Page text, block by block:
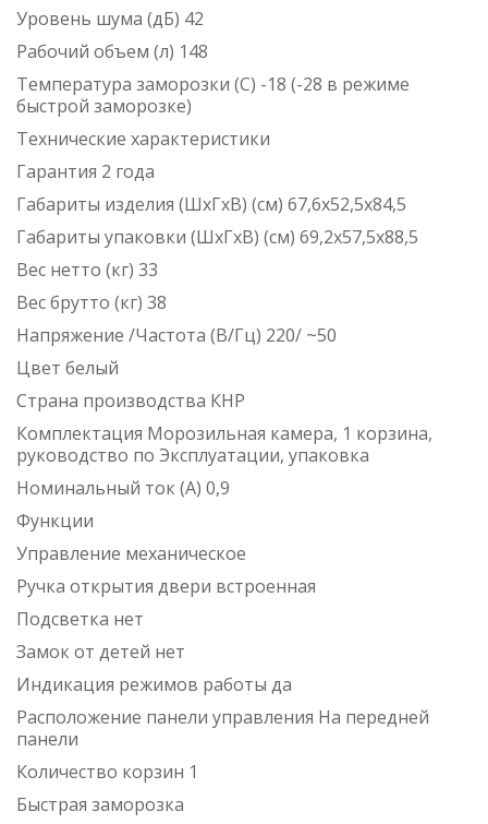
Уровень шума (дБ) 42
Рабочий объем (л) 148
Температура заморозки (С) -18 (-28 в режиме
быстрой заморозке)
Технические характеристики
Гарантия 2 года
Габариты изделия (ШхГхВ) (см) 67,6х52,5х84,5
Габариты упаковки (ШхГхВ) (см) 69,2х57,5х88,5
Вес нетто (кг) 33
Вес брутто (кг) 38
Напряжение /Частота (В/Гц) 220/ ~50
Цвет белый
Страна производства КНР
Комплектация Морозильная камера, 1 корзина,
руководство по Эксплуатации, упаковка
Номинальный ток (А) 0,9
Функции
Управление механическое
Ручка открытия двери встроенная
Подсветка нет
Замок от детей нет
Индикация режимов работы да
Расположение панели управления На передней
панели
Количество корзин 1
Быстрая заморозка